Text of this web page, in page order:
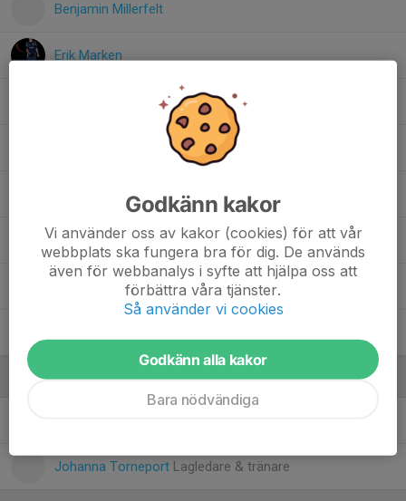
Benjamin Millerfelt
Erik Marken
Jack Sonderegger
Julian Gozzi
10. Rubin Torneport
Ledare
Johanna Torneport Lagledare & tränare
Godkänn kakor
Vi använder oss av kakor (cookies) för att vår
webbplats ska fungera bra för dig. De används
även för webbanalys i syfte att hjälpa oss att
förbättra våra tjänster.
Så använder vi cookies
Godkänn alla kakor
Bara nödvändiga